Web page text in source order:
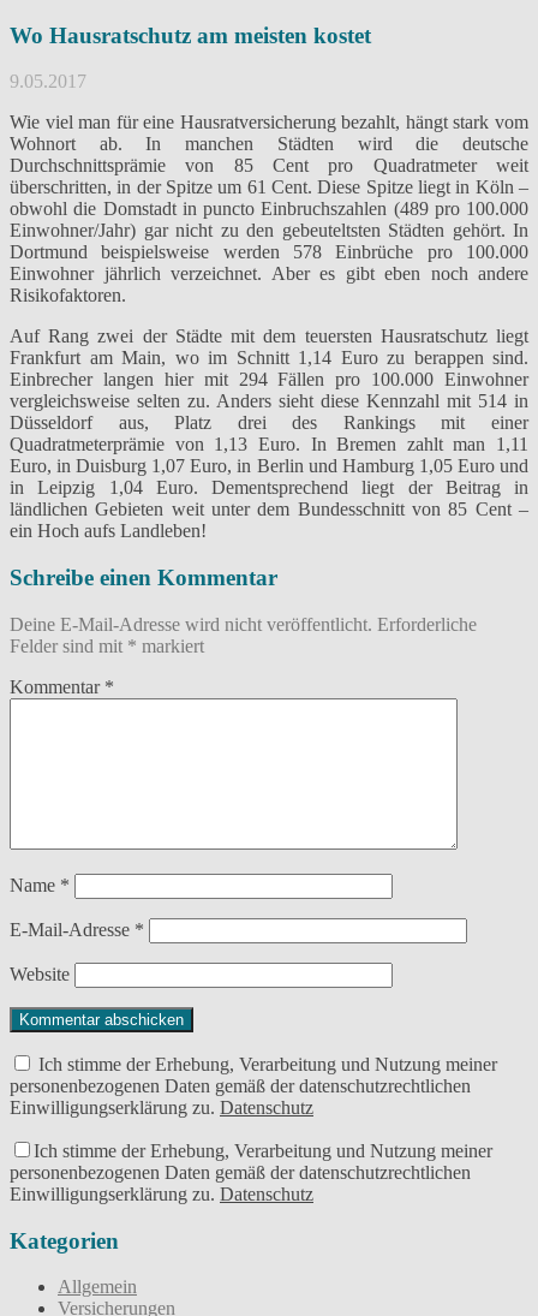
Wo Hausratschutz am meisten kostet
9.05.2017
Wie viel man für eine Hausratversicherung bezahlt, hängt stark vom
Wohnort ab. In manchen Städten wird die deutsche
Durchschnittsprämie von 85 Cent pro Quadratmeter weit
überschritten, in der Spitze um 61 Cent. Diese Spitze liegt in Köln –
obwohl die Domstadt in puncto Einbruchszahlen (489 pro 100.000
Einwohner/Jahr) gar nicht zu den gebeuteltsten Städten gehört. In
Dortmund beispielsweise werden 578 Einbrüche pro 100.000
Einwohner jährlich verzeichnet. Aber es gibt eben noch andere
Risikofaktoren.
Auf Rang zwei der Städte mit dem teuersten Hausratschutz liegt
Frankfurt am Main, wo im Schnitt 1,14 Euro zu berappen sind.
Einbrecher langen hier mit 294 Fällen pro 100.000 Einwohner
vergleichsweise selten zu. Anders sieht diese Kennzahl mit 514 in
Düsseldorf aus, Platz drei des Rankings mit einer
Quadratmeterprämie von 1,13 Euro. In Bremen zahlt man 1,11
Euro, in Duisburg 1,07 Euro, in Berlin und Hamburg 1,05 Euro und
in Leipzig 1,04 Euro. Dementsprechend liegt der Beitrag in
ländlichen Gebieten weit unter dem Bundesschnitt von 85 Cent –
ein Hoch aufs Landleben!
Schreibe einen Kommentar
Deine E-Mail-Adresse wird nicht veröffentlicht. Erforderliche
Felder sind mit * markiert
Kommentar *
Name *
E-Mail-Adresse *
Website
Ich stimme der Erhebung, Verarbeitung und Nutzung meiner
personenbezogenen Daten gemäß der datenschutzrechtlichen
Einwilligungserklärung zu. Datenschutz
Ich stimme der Erhebung, Verarbeitung und Nutzung meiner
personenbezogenen Daten gemäß der datenschutzrechtlichen
Einwilligungserklärung zu. Datenschutz
Kategorien
Allgemein
Versicherungen